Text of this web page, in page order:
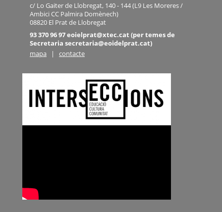
c/ Lo Gaiter de Llobregat, 140 - 144 (L9 Les Moreres /
Ambici CC Palmira Domènech)
08820 El Prat de Llobregat
93 370 96 97 eoielprat@xtec.cat (per temes de
Secretaria secretaria@eoidelprat.cat)
mapa
| contacte